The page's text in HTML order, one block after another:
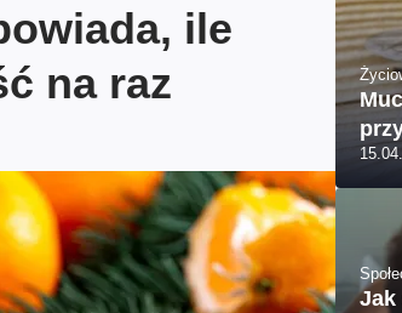
ile
na raz
Jak